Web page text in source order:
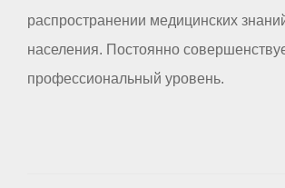
распространении медицинских
населения. Постоянно
профессиональный уровень.